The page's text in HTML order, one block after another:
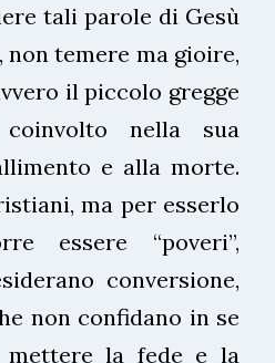
tali parole di Gesù
non temere ma gioire,
il piccolo gregge
nella sua
e alla morte.
ma per esserlo
essere “poveri”,
conversione,
non confidano in se
mettere la fede e la